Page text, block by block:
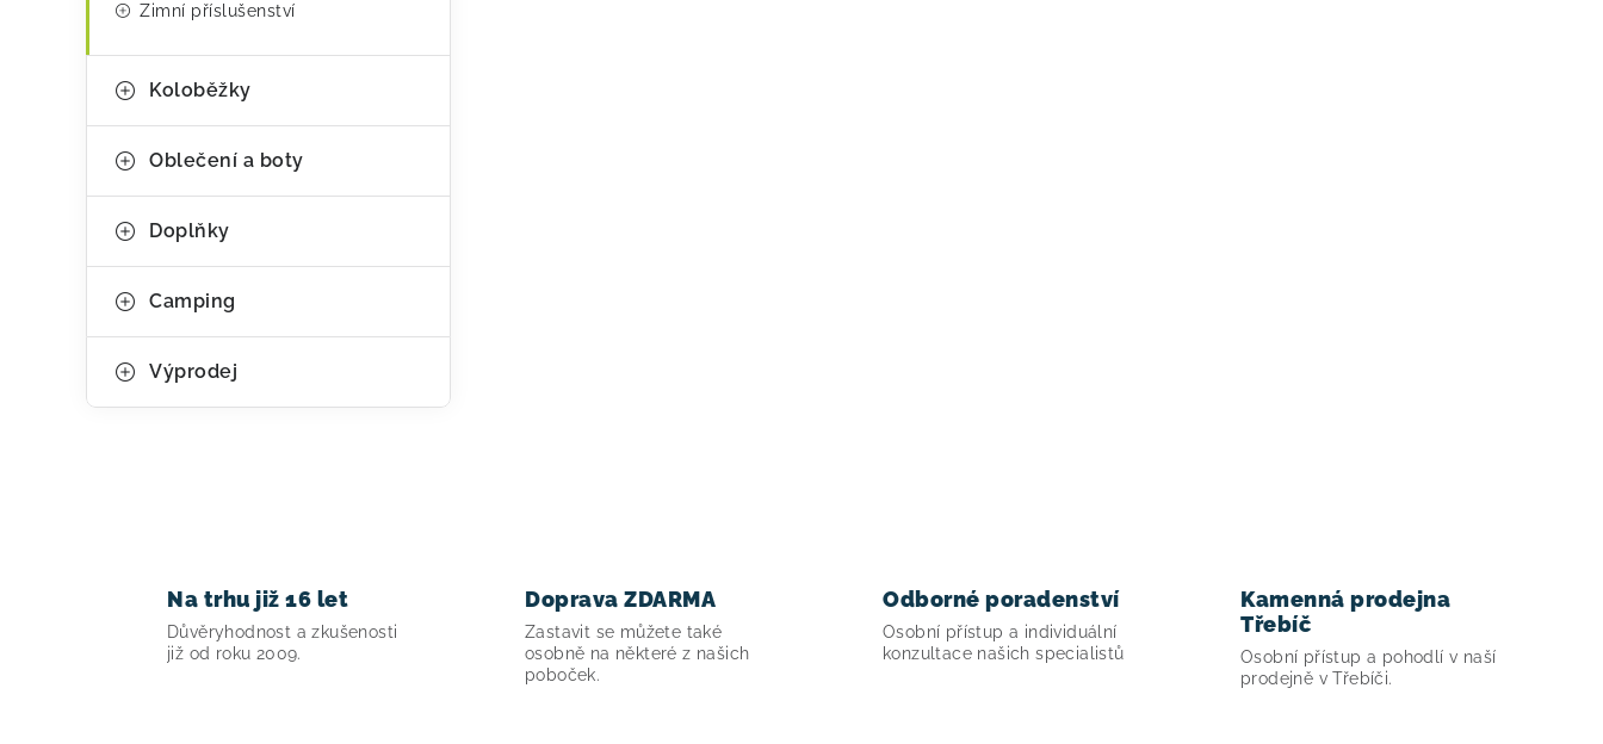
Zimní příslušenství
Koloběžky
Oblečení a boty
Doplňky
Camping
Výprodej
Na trhu již 16 let
Důvěryhodnost a zkušenosti
již od roku 2009.
Doprava ZDARMA
Zastavit se můžete také
osobně na některé z našich
poboček.
Odborné poradenství
Osobní přístup a individuální
konzultace našich specialistů
Kamenná prodejna
Třebíč
Osobní přístup a pohodlí v naší
prodejně v Třebíči.